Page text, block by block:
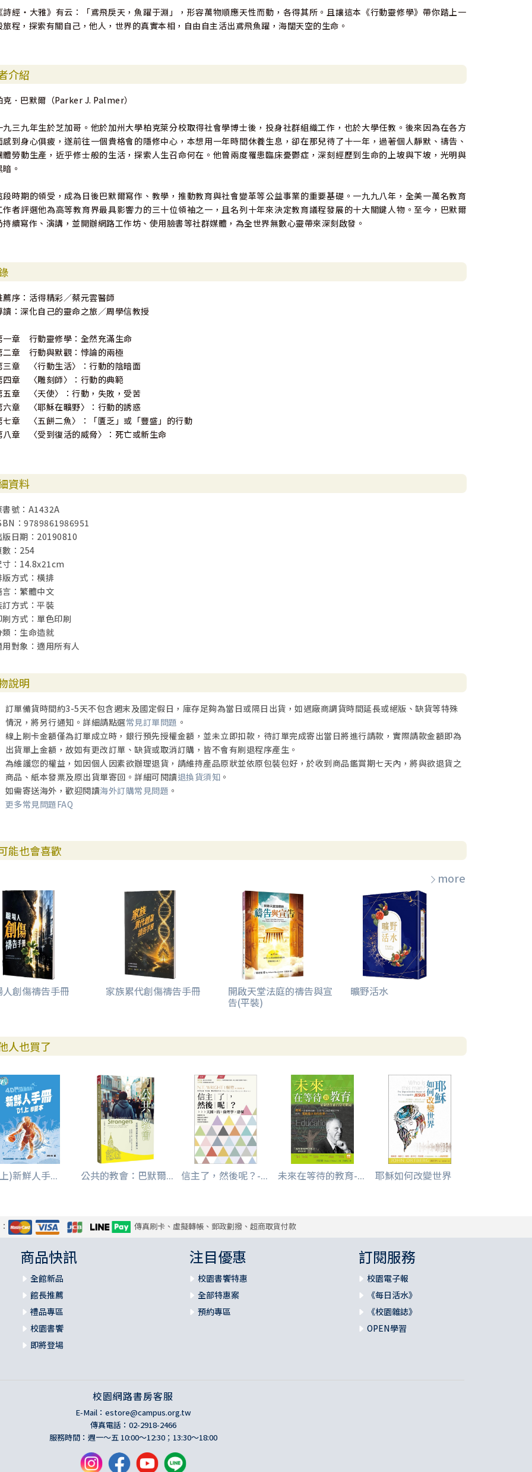
詩經‧大雅》有云：「鳶飛戾天，魚躍于淵」，形容萬物順應天性而動，各得其所。且讓這本《行動靈修學》帶你踏上一
旅程，探索有關自己，他人，世界的真實本相，自由自主活出鳶飛魚躍，海闊天空的生命。
介紹
克．巴默爾（Parker J. Palmer）
九三九年生於芝加哥。他於加州大學柏克萊分校取得社會學博士後，投身社群組織工作，也於大學任教。後來因為在各方
感到身心俱疲，遂前往一個貴格會的隱修中心，本想用一年時間休養生息，卻在那兒待了十一年，過著個人靜默、禱告、
體勞動生產，近乎修士般的生活，探索人生召命何在。他曾兩度罹患臨床憂鬱症，深刻經歷到生命的上坡與下坡，光明與
暗。
段時期的領受，成為日後巴默爾寫作、教學，推動教育與社會變革等公益事業的重要基礎。一九九八年，全美一萬名教育
作者評選他為高等教育界最具影響力的三十位領袖之一，且名列十年來決定教育議程發展的十大關鍵人物。至今，巴默爾
持續寫作、演講，並開辦網路工作坊、使用臉書等社群媒體，為全世界無數心靈帶來深刻啟發。
薦序：活得精彩∕蔡元雲醫師
讀：深化自己的靈命之旅∕周學信教授
一章 行動靈修學：全然充滿生命
二章 行動與默觀：悖論的兩極
三章 〈行動生活〉：行動的陰暗面
四章 〈雕刻師〉：行動的典範
五章 〈天使〉：行動，失敗，受苦
六章 〈耶穌在曠野〉：行動的誘惑
七章 〈五餅二魚〉：「匱乏」或「豐盛」的行動
八章 〈受到復活的威脅〉：死亡或新生命
資料
書號：A1432A
：9789861986951
版日期：20190810
數：254
寸：14.8x21cm
版方式：橫排
言：繁體中文
訂方式：平裝
刷方式：單色印刷
類：生命造就
用對象：適用所有人
說明
訂單備貨時間約3-5天不包含週末及國定假日，庫存足夠為當日或隔日出貨，如遇廠商調貨時間延長或絕版、缺貨等特殊
情況，將另行通知。詳細請點選常見訂單問題 。
線上刷卡金額僅為訂單成立時，銀行預先授權金額，並未立即扣款，待訂單完成寄出當日將進行請款，實際請款金額即為
出貨單上金額，故如有更改訂單、缺貨或取消訂購，皆不會有刷退程序產生。
為維護您的權益，如因個人因素欲辦理退貨，請維持產品原狀並依原包裝包好，於收到商品鑑賞期七天內，將與欲退貨之
商品、紙本發票及原出貨單寄回。詳細可閱讀退換貨須知 。
如需寄送海外，歡迎閱讀海外訂購常見問題 。
更多常見問題FAQ
能也會喜歡
more
人創傷禱告手冊 家族累代創傷禱告手冊 開啟天堂法庭的禱告與宣
告(平裝)
曠野活水
人也買了
)新鮮人手... 公共的教會：巴默爾... 信主了，然後呢？-... 未來在等待的教育-... 耶穌如何改變世界
傳真刷卡、虛擬轉帳、郵政劃撥、超商取貨付款
商品快訊
全館新品
館長推薦
禮品專區
校園書饗
即將登場
注目優惠
校園書饗特惠
全部特惠案
預約專區
訂閱服務
校園電子報
《每日活水》
《校園雜誌》
OPEN學習
校園網路書房客服
E-Mail： estore@campus.org.tw
傳真電話：02-2918-2466
服務時間：週一～五 10:00～12:30；13:30～18:00